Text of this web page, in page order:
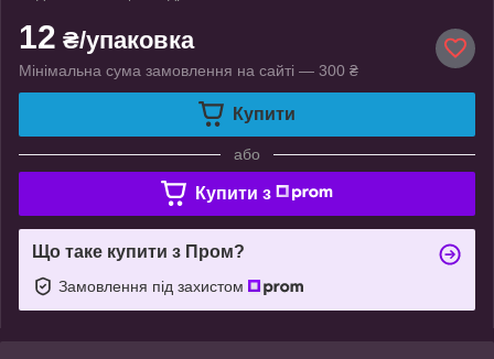
12 ₴/упаковка
Мінімальна сума замовлення на сайті — 300 ₴
Купити
або
Купити з
Що таке купити з Пром?
Замовлення під захистом